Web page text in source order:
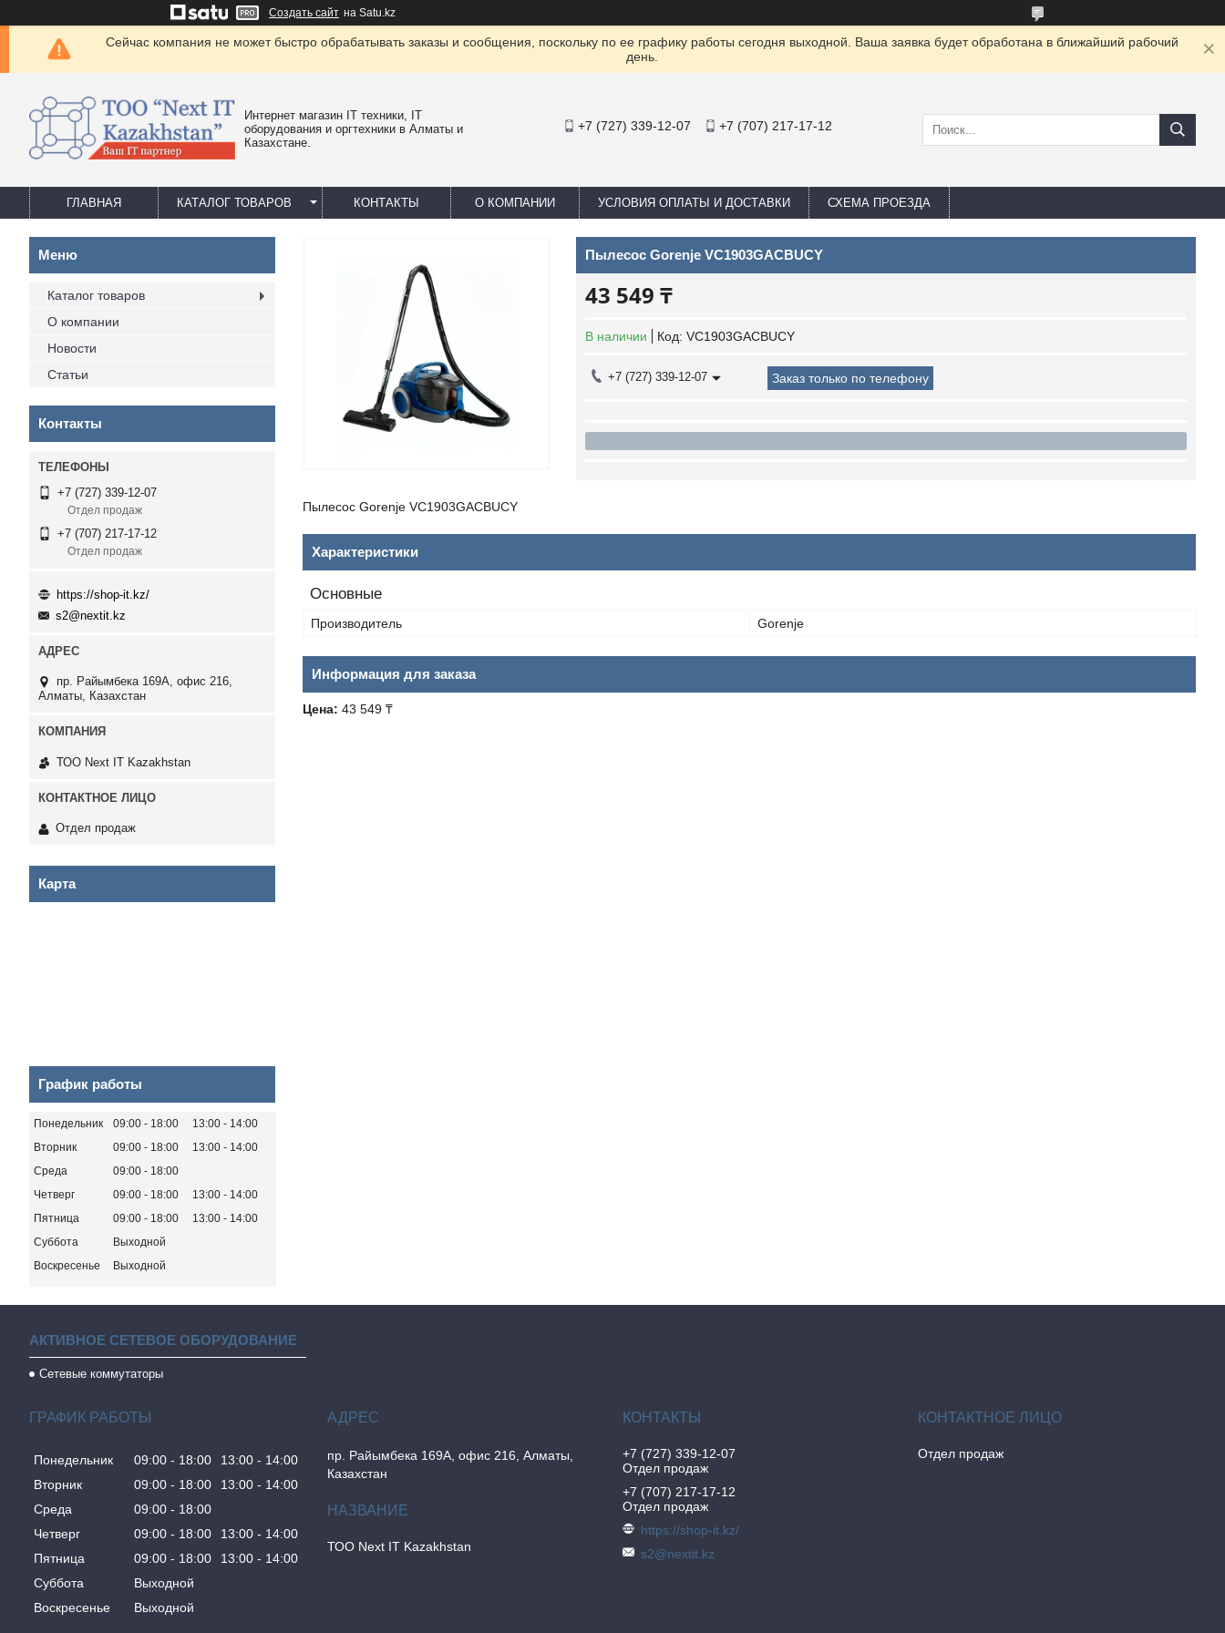
Создать сайт на Satu.kz
Сейчас компания не может быстро обрабатывать заказы и сообщения, поскольку по ее графику работы сегодня выходной. Ваша заявка будет обработана в ближайший рабочий
день.
Интернет магазин IT техники, IT
оборудования и оргтехники в Алматы и
Казахстане.
+7 (727) 339-12-07 +7 (707) 217-17-12
ГЛАВНАЯ КАТАЛОГ ТОВАРОВ КОНТАКТЫ О КОМПАНИИ УСЛОВИЯ ОПЛАТЫ И ДОСТАВКИ СХЕМА ПРОЕЗДА
Пылесос Gorenje VC1903GACBUCY
43 549 ₸
В наличии Код: VC1903GACBUCY
+7 (727) 339-12-07 Заказ только по телефону
Пылесос Gorenje VC1903GACBUCY
Характеристики
Основные
Производитель Gorenje
Информация для заказа
Цена: 43 549 ₸
Каталог товаров
О компании
Новости
Статьи
Контакты
+7 (727) 339-12-07
Отдел продаж
+7 (707) 217-17-12
Отдел продаж
https://shop-it.kz/
s2@nextit.kz
пр. Райымбека 169А, офис 216,
Алматы, Казахстан
ТОО Next IT Kazakhstan
Отдел продаж
Карта
График работы
Понедельник 09:00 18:00 13:00
14:00
Вторник
09:00 18:00 13:00
14:00
Среда
09:00
18:00
Четверг
09:00 18:00 13:00
14:00
Пятница
09:00 18:00 13:00
14:00
Суббота
Выходной
Воскресенье
Выходной
АКТИВНОЕ СЕТЕВОЕ ОБОРУДОВАНИЕ
Сетевые коммутаторы
ГРАФИК РАБОТЫ
Понедельник 09:00 18:00 13:00
14:00
Вторник
09:00 18:00 13:00
14:00
Среда
09:00
18:00
Четверг
09:00 18:00 13:00
14:00
Пятница
09:00 18:00 13:00
14:00
Суббота
Выходной
Воскресенье
Выходной
пр. Райымбека 169А, офис 216, Алматы,
Казахстан
ТОО Next IT Kazakhstan
+7 (727) 339-12-07
Отдел продаж
+7 (707) 217-17-12
Отдел продаж
https://shop-it.kz/
s2@nextit.kz
Отдел продаж